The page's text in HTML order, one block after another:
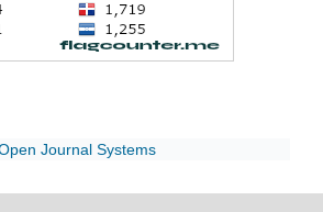
Journal Systems